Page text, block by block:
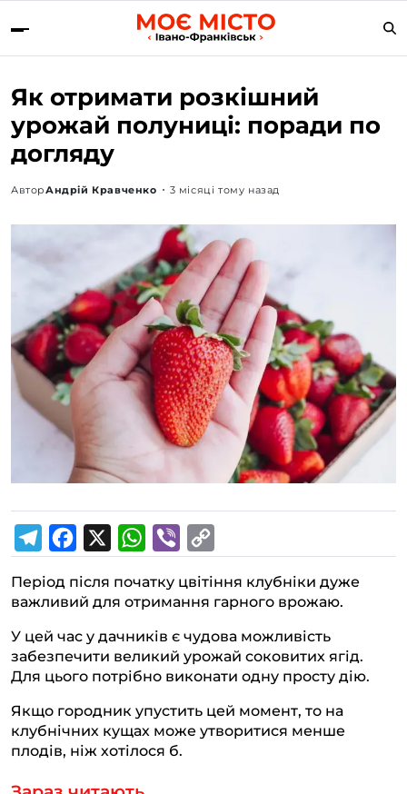
Як отримати розкішний
урожай полуниці: поради по
догляду
АвторАндрій Кравченко 3 місяці тому назад
e
e
g
a
m
a
e
b
o
k
h
t
s
p
p
i
e
r
o
y
L
n
Період після початку цвітіння клубніки дуже
важливий для отримання гарного врожаю.
У цей час у дачників є чудова можливість
забезпечити великий урожай соковитих ягід.
Для цього потрібно виконати одну просту дію.
Якщо городник упустить цей момент, то на
клубнічних кущах може утворитися менше
плодів, ніж хотілося б.